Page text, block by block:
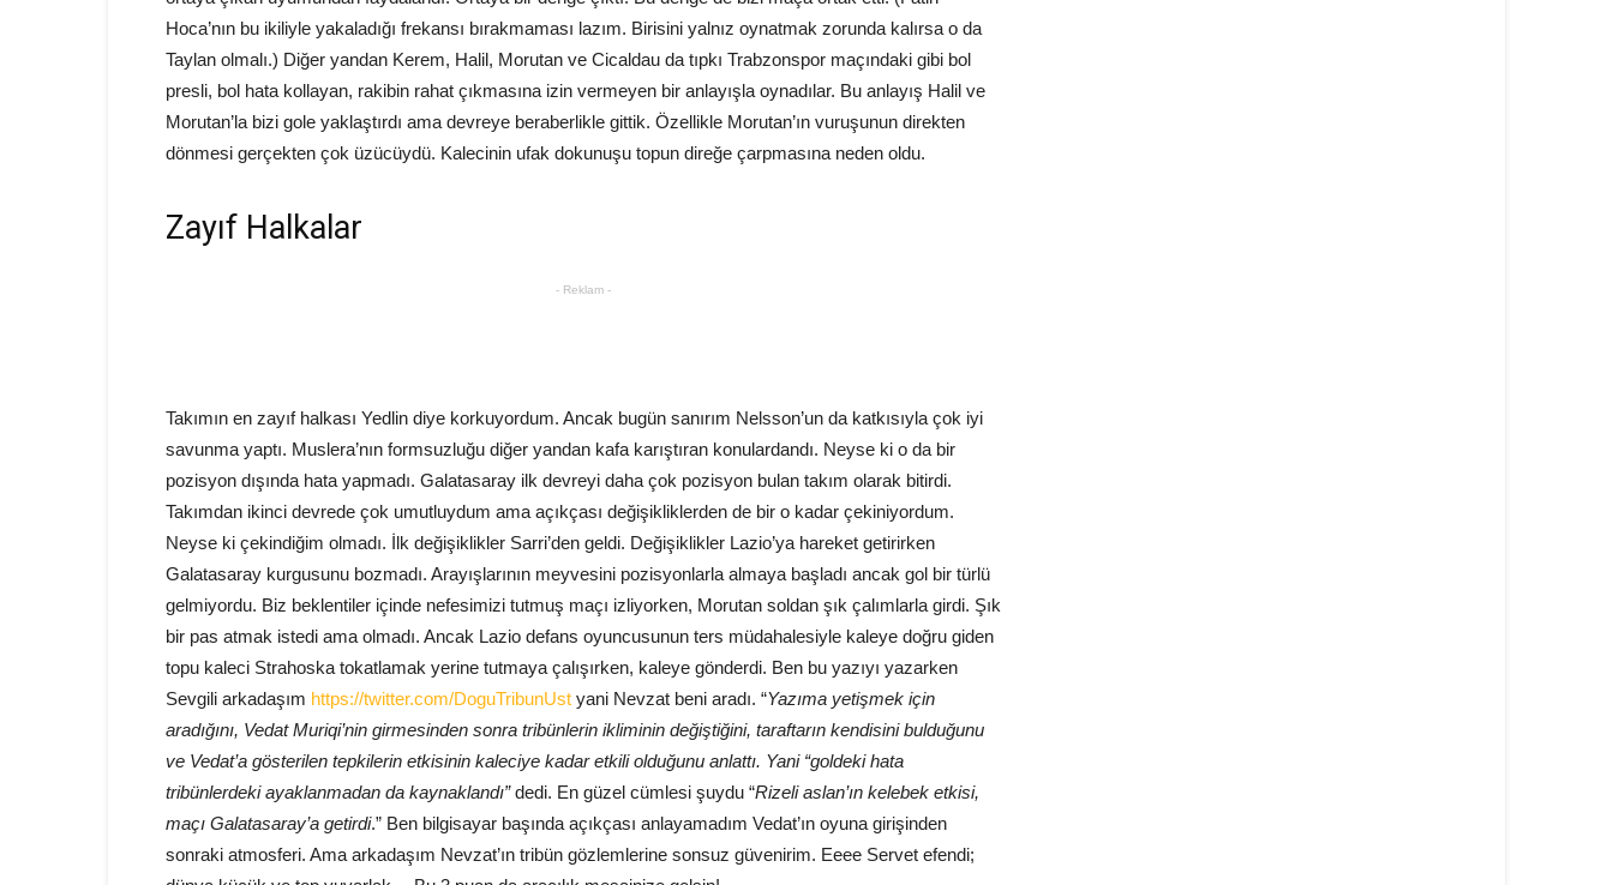
Hoca’nın bu ikiliyle yakaladığı frekansı bırakmaması lazım. Birisini yalnız oynatmak zorunda kalırsa o da
Taylan olmalı.) Diğer yandan Kerem, Halil, Morutan ve Cicaldau da tıpkı Trabzonspor maçındaki gibi bol
presli, bol hata kollayan, rakibin rahat çıkmasına izin vermeyen bir anlayışla oynadılar. Bu anlayış Halil ve
Morutan’la bizi gole yaklaştırdı ama devreye beraberlikle gittik. Özellikle Morutan’ın vuruşunun direkten
dönmesi gerçekten çok üzücüydü. Kalecinin ufak dokunuşu topun direğe çarpmasına neden oldu.
Zayıf Halkalar
- Reklam -
Takımın en zayıf halkası Yedlin diye korkuyordum. Ancak bugün sanırım Nelsson’un da katkısıyla çok iyi
savunma yaptı. Muslera’nın formsuzluğu diğer yandan kafa karıştıran konulardandı. Neyse ki o da bir
pozisyon dışında hata yapmadı. Galatasaray ilk devreyi daha çok pozisyon bulan takım olarak bitirdi.
Takımdan ikinci devrede çok umutluydum ama açıkçası değişikliklerden de bir o kadar çekiniyordum.
Neyse ki çekindiğim olmadı. İlk değişiklikler Sarri’den geldi. Değişiklikler Lazio’ya hareket getirirken
Galatasaray kurgusunu bozmadı. Arayışlarının meyvesini pozisyonlarla almaya başladı ancak gol bir türlü
gelmiyordu. Biz beklentiler içinde nefesimizi tutmuş maçı izliyorken, Morutan soldan şık çalımlarla girdi. Şık
bir pas atmak istedi ama olmadı. Ancak Lazio defans oyuncusunun ters müdahalesiyle kaleye doğru giden
topu kaleci Strahoska tokatlamak yerine tutmaya çalışırken, kaleye gönderdi. Ben bu yazıyı yazarken
Sevgili arkadaşım https://twitter.com/DoguTribunUst yani Nevzat beni aradı. “Yazıma yetişmek için
aradığını, Vedat Muriqi’nin girmesinden sonra tribünlerin ikliminin değiştiğini, taraftarın kendisini bulduğunu
ve Vedat’a gösterilen tepkilerin etkisinin kaleciye kadar etkili olduğunu anlattı. Yani “goldeki hata
tribünlerdeki ayaklanmadan da kaynaklandı”dedi. En güzel cümlesi şuydu “Rizeli aslan’ın kelebek etkisi,
maçı Galatasaray’a getirdi.” Ben bilgisayar başında açıkçası anlayamadım Vedat’ın oyuna girişinden
sonraki atmosferi. Ama arkadaşım Nevzat’ın tribün gözlemlerine sonsuz güvenirim. Eeee Servet efendi;